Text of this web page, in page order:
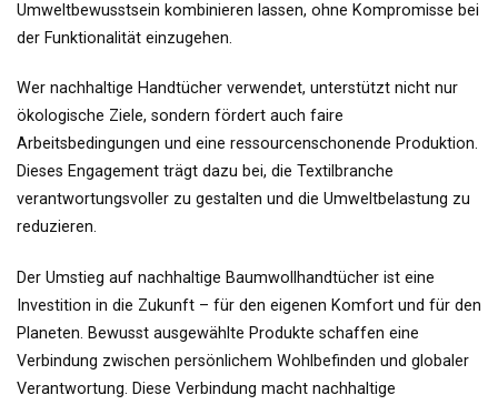
Umweltbewusstsein kombinieren lassen, ohne Kompromisse bei
der Funktionalität einzugehen.
Wer nachhaltige Handtücher verwendet, unterstützt nicht nur
ökologische Ziele, sondern fördert auch faire
Arbeitsbedingungen und eine ressourcenschonende Produktion.
Dieses Engagement trägt dazu bei, die Textilbranche
verantwortungsvoller zu gestalten und die Umweltbelastung zu
reduzieren.
Der Umstieg auf nachhaltige Baumwollhandtücher ist eine
Investition in die Zukunft – für den eigenen Komfort und für den
Planeten. Bewusst ausgewählte Produkte schaffen eine
Verbindung zwischen persönlichem Wohlbefinden und globaler
Verantwortung. Diese Verbindung macht nachhaltige